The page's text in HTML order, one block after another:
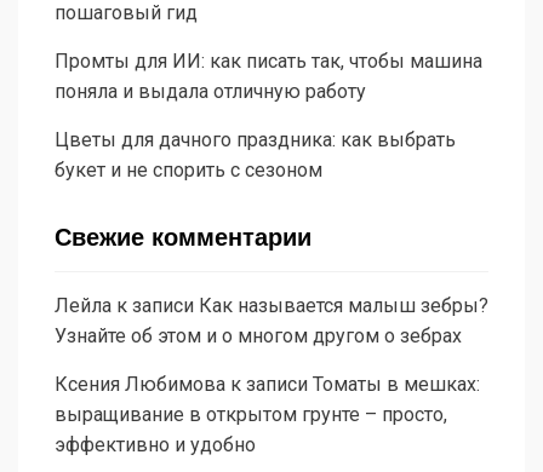
пошаговый гид
Промты для ИИ: как писать так, чтобы машина
поняла и выдала отличную работу
Цветы для дачного праздника: как выбрать
букет и не спорить с сезоном
Свежие комментарии
Лейла к записи Как называется малыш зебры?
Узнайте об этом и о многом другом о зебрах
Ксения Любимова к записи Томаты в мешках:
выращивание в открытом грунте – просто,
эффективно и удобно